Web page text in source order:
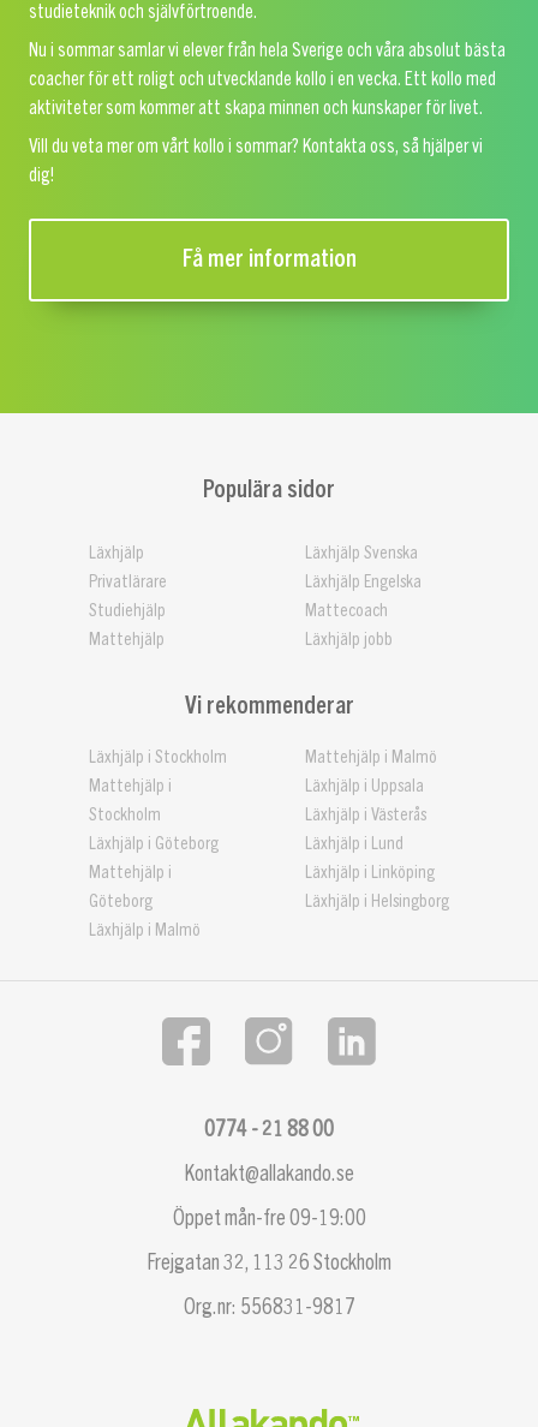
studieteknik och självförtroende.
Nu i sommar samlar vi elever från hela Sverige och våra absolut bästa
coacher för ett roligt och utvecklande kollo i en vecka. Ett kollo med
aktiviteter som kommer att skapa minnen och kunskaper för livet.
Vill du veta mer om vårt kollo i sommar? Kontakta oss, så hjälper vi
dig!
Få mer information
Populära sidor
Läxhjälp
Privatlärare
Studiehjälp
Mattehjälp
Läxhjälp Svenska
Läxhjälp Engelska
Mattecoach
Läxhjälp jobb
Vi rekommenderar
Läxhjälp i Stockholm
Mattehjälp i
Stockholm
Läxhjälp i Göteborg
Mattehjälp i
Göteborg
Läxhjälp i Malmö
Mattehjälp i Malmö
Läxhjälp i Uppsala
Läxhjälp i Västerås
Läxhjälp i Lund
Läxhjälp i Linköping
Läxhjälp i Helsingborg
Kontakt@allakando.se
0774 - 21 88 00
Öppet mån-fre 09-19:00
Frejgatan 32, 113 26 Stockholm
Org.nr: 556831-9817